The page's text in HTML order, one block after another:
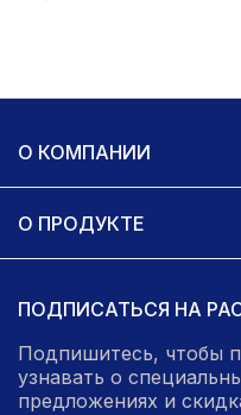
О КОМПАНИИ
О ПРОДУКТЕ
ПОДПИСАТЬСЯ НА
Подпишитесь, чтобы
узнавать о
предложениях и